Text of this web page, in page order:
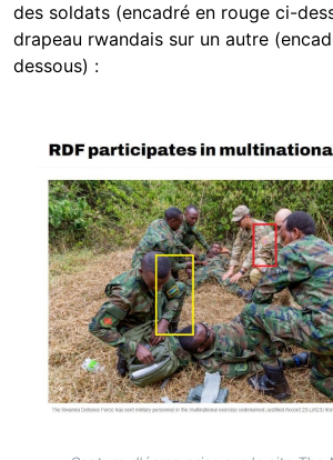
des soldats (encadré en rouge ci-
drapeau rwandais sur un autre
dessous) :
Image